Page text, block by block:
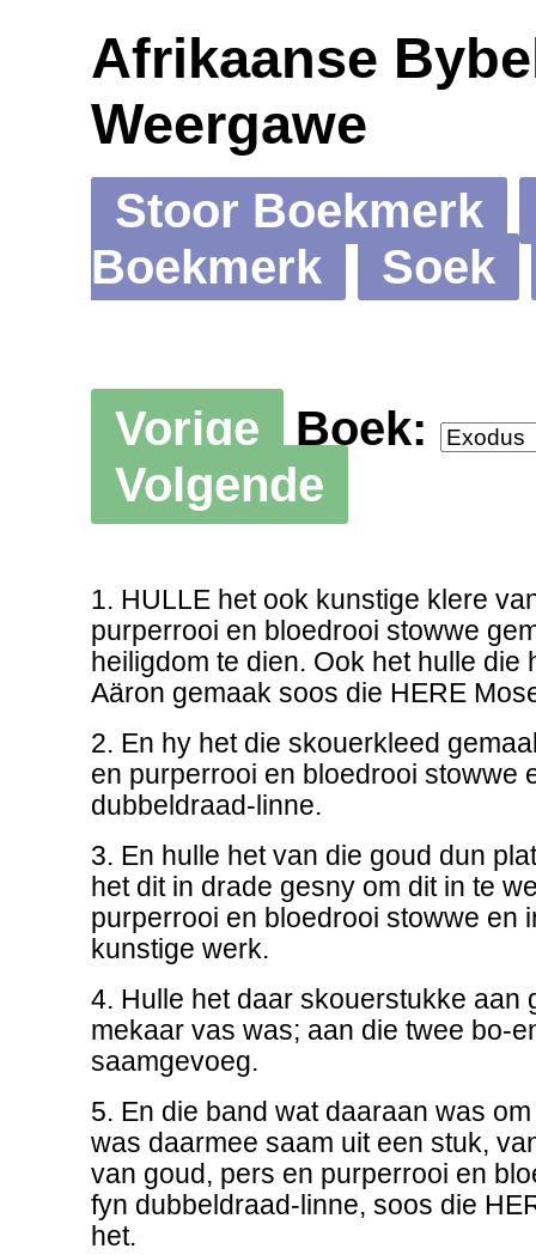
Afrikaanse
Weergawe
Stoor Boekmerk
Boekmerk
Soek
Vorige
Boek:
Volgende
1. HULLE het ook kunstige klere
purperrooi en bloedrooi stowwe
heiligdom te dien. Ook het hulle die
Aäron gemaak soos die HERE
2. En hy het die skouerkleed
en purperrooi en bloedrooi stowwe
dubbeldraad-linne.
3. En hulle het van die goud dun
het dit in drade gesny om dit in te
purperrooi en bloedrooi stowwe en
kunstige werk.
4. Hulle het daar skouerstukke aan
mekaar vas was; aan die twee bo-
saamgevoeg.
5. En die band wat daaraan was
was daarmee saam uit een stuk,
van goud, pers en purperrooi en
fyn dubbeldraad-linne, soos die
het.